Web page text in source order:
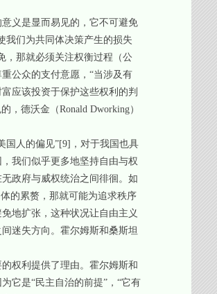
义是显而易见的，它不可避免
我们为共同体决策产生的损失
，那就必须关注权衡过程（公
公众的支付意愿，“当涉及有
应该投资于保护这些权利的判
德沃金（Ronald Dworking）
国人的偏见”[9] ，对于我国也具
我们似乎更多地坚持自由与权
政府与威权统治之间徘徊。如
的累赘，那就可能为追求秩序
地扩张，这种状况让自由主义
迷失方向。霍尔姆斯和桑斯坦
权利提供了理由。霍尔姆斯和
它是“民主自治的前提”，“它有